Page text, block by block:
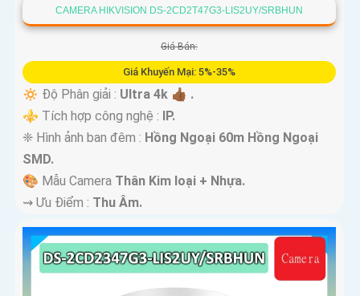
CAMERA HIKVISION DS-2CD2T47G3-LIS2UY/SRBHUN
Giá Bán:
Giá Khuyến Mại: 5%-35%
🔅 Độ Phân giải : Ultra 4k 👍🏾 .
⚜️ Tích hợp công nghệ : IP.
❈ Hình ảnh ban đêm : Hồng Ngoại 60m Hồng Ngoại
SMD.
🎨 Mẫu Camera Thân Kim loại + Nhựa.
️⇝ Ưu Điểm : Thu Âm.